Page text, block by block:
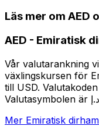
Läs mer om AED
AED - Emiratisk
Vår valutarankning
växlingskursen för
till USD.
Mer Emiratisk